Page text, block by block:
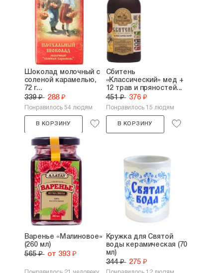
Шоколад молочный с
соленой карамелью,
72 г...
339 ₽ 288 ₽
Понравилось 54 людям
В КОРЗИНУ
Сбитень
«Классический» мед +
12 трав и пряностей...
451 ₽ 376 ₽
Понравилось 15 людям
В КОРЗИНУ
Варенье «Малиновое»
(260 мл)
565 ₽ от 393 ₽
Кружка для Святой
воды керамическая (70
мл)
344 ₽ 275 ₽